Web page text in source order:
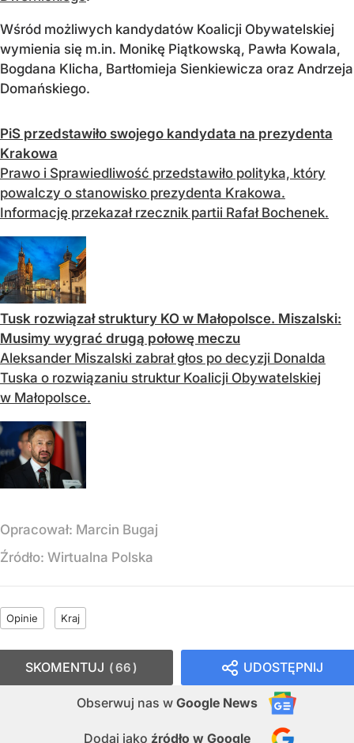
Wśród możliwych kandydatów Koalicji Obywatelskiej
wymienia się m.in. Monikę Piątkowską, Pawła Kowala,
Bogdana Klicha, Bartłomieja Sienkiewicza oraz Andrzeja
Domańskiego.
PiS przedstawiło swojego kandydata na prezydenta
Krakowa
Prawo i Sprawiedliwość przedstawiło polityka, który
powalczy o stanowisko prezydenta Krakowa.
Informację przekazał rzecznik partii Rafał Bochenek.
Tusk rozwiązał struktury KO w Małopolsce. Miszalski:
Musimy wygrać drugą połowę meczu
Aleksander Miszalski zabrał głos po decyzji Donalda
Tuska o rozwiązaniu struktur Koalicji Obywatelskiej
w Małopolsce.
Opracował: Marcin Bugaj
Źródło: Wirtualna Polska
Opinie Kraj
UDOSTĘPNIJ
Obserwuj nas w Google News
Dodaj jako źródło w Google
SKOMENTUJ 66